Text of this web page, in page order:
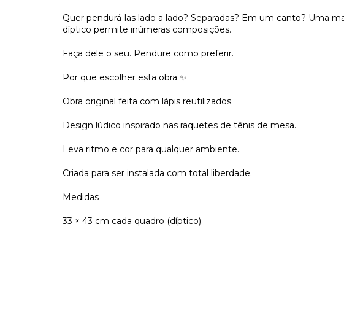
Quer pendurá-las lado a lado? Separadas? Em um canto? Uma
díptico permite inúmeras composições.
Faça dele o seu. Pendure como preferir.
Por que escolher esta obra ✨
Obra original feita com lápis reutilizados.
Design lúdico inspirado nas raquetes de tênis de mesa.
Leva ritmo e cor para qualquer ambiente.
Criada para ser instalada com total liberdade.
Medidas
33 × 43 cm cada quadro (díptico).